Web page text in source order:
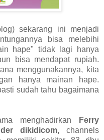
sekarang ini menjadi
bisa melebihi
hape" tidak lagi hanya
bisa mendapat rupiah.
menggunakannya, kita
hanya mainan hape.
sudah tahu bagaimana
menghadirkan
Ferry
dikidicom, channels